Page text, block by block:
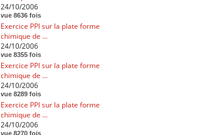
24/10/2006
vue 8636 fois
Exercice PPI sur la plate forme
chimique de ...
24/10/2006
vue 8355 fois
Exercice PPI sur la plate forme
chimique de ...
24/10/2006
vue 8289 fois
Exercice PPI sur la plate forme
chimique de ...
24/10/2006
vue 8270 fois